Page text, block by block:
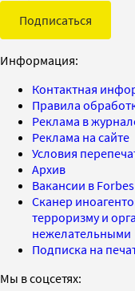
Подписаться
Информация:
Контактная
Правила
Реклама в
Реклама на сайте
Условия
Архив
Вакансии в
Сканер
терроризму и
нежелательными
Подписка на
Мы в соцсетях: